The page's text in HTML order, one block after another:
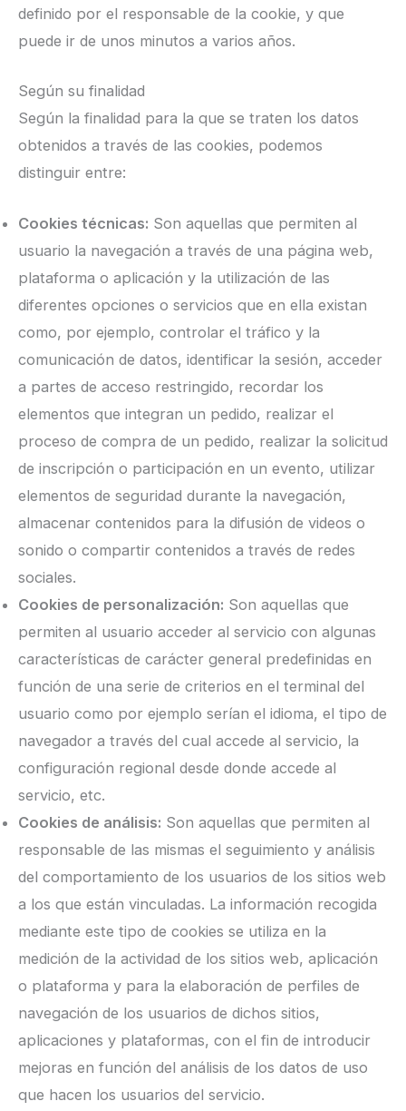
definido por el responsable de la cookie, y que
puede ir de unos minutos a varios años.
Según su finalidad
Según la finalidad para la que se traten los datos
obtenidos a través de las cookies, podemos
distinguir entre:
Cookies técnicas: Son aquellas que permiten al
usuario la navegación a través de una página web,
plataforma o aplicación y la utilización de las
diferentes opciones o servicios que en ella existan
como, por ejemplo, controlar el tráfico y la
comunicación de datos, identificar la sesión, acceder
a partes de acceso restringido, recordar los
elementos que integran un pedido, realizar el
proceso de compra de un pedido, realizar la solicitud
de inscripción o participación en un evento, utilizar
elementos de seguridad durante la navegación,
almacenar contenidos para la difusión de videos o
sonido o compartir contenidos a través de redes
sociales.
Cookies de personalización: Son aquellas que
permiten al usuario acceder al servicio con algunas
características de carácter general predefinidas en
función de una serie de criterios en el terminal del
usuario como por ejemplo serían el idioma, el tipo de
navegador a través del cual accede al servicio, la
configuración regional desde donde accede al
servicio, etc.
Cookies de análisis: Son aquellas que permiten al
responsable de las mismas el seguimiento y análisis
del comportamiento de los usuarios de los sitios web
a los que están vinculadas. La información recogida
mediante este tipo de cookies se utiliza en la
medición de la actividad de los sitios web, aplicación
o plataforma y para la elaboración de perfiles de
navegación de los usuarios de dichos sitios,
aplicaciones y plataformas, con el fin de introducir
mejoras en función del análisis de los datos de uso
que hacen los usuarios del servicio.